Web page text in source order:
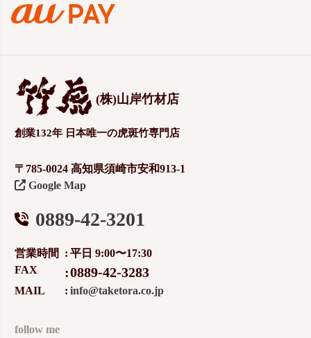
(株)山岸竹材店
創業132年 日本唯一の虎斑竹専門店
〒785-0024 高知県須崎市安和913-1
Google Map
0889-42-3201
営業時間
平日 9:00〜17:30
FAX
0889-42-3283
MAIL info@taketora.co.jp
follow me